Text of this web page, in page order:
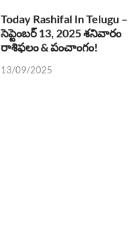
Today Rashifal In Telugu –
సెప్టెంబర్ 13, 2025 శనివారం
రాశిఫలం & పంచాంగం!
13/09/2025